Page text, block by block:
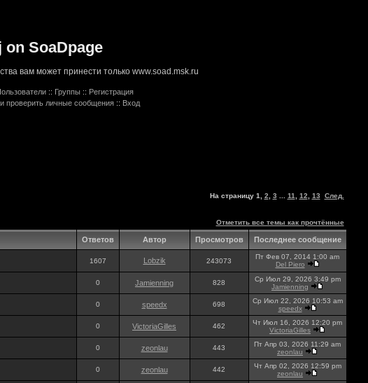
on SoaDpage
вам может принести только www.soad.msk.ru
:: Группы :: Регистрация
проверить личные сообщения :: Вход
На страницу 1 2 3 11 12 13 След.
Отметить все темы как прочтённые
Ответов Автор Просмотров Последнее сообщение
1607 Lobzik 243073
Пт Фев 07, 2014 1:00 am
Del Piero
0 Jamienning 828
Ср Июл 29, 2026 3:49 pm
Jamienning
0 speedx 698
Ср Июл 22, 2026 10:53 am
speedx
0 VictoriaGilles 462
Чт Июл 16, 2026 12:20 pm
VictoriaGilles
0 zeonlau 443
Пт Апр 03, 2026 11:29 am
zeonlau
0 zeonlau 442
Чт Апр 02, 2026 12:59 pm
zeonlau